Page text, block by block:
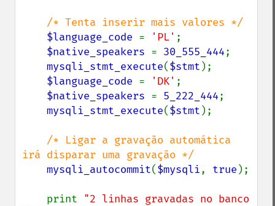
/* Tenta inserir mais valores */
$language_code = 'PL' ;
$native_speakers = 30_555_444;
mysqli_stmt_execute($stmt );
$language_code = 'DK' ;
$native_speakers = 5_222_444;
mysqli_stmt_execute($stmt );
/* Ligar a gravação automática
irá disparar uma gravação */
mysqli_autocommit($mysqli, true );
    print
"2 linhas gravadas no banco